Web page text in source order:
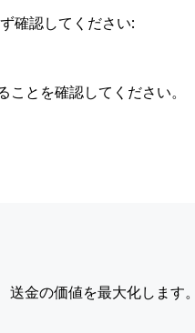
確認してください:
とを確認してください。
金の価値を最大化します。